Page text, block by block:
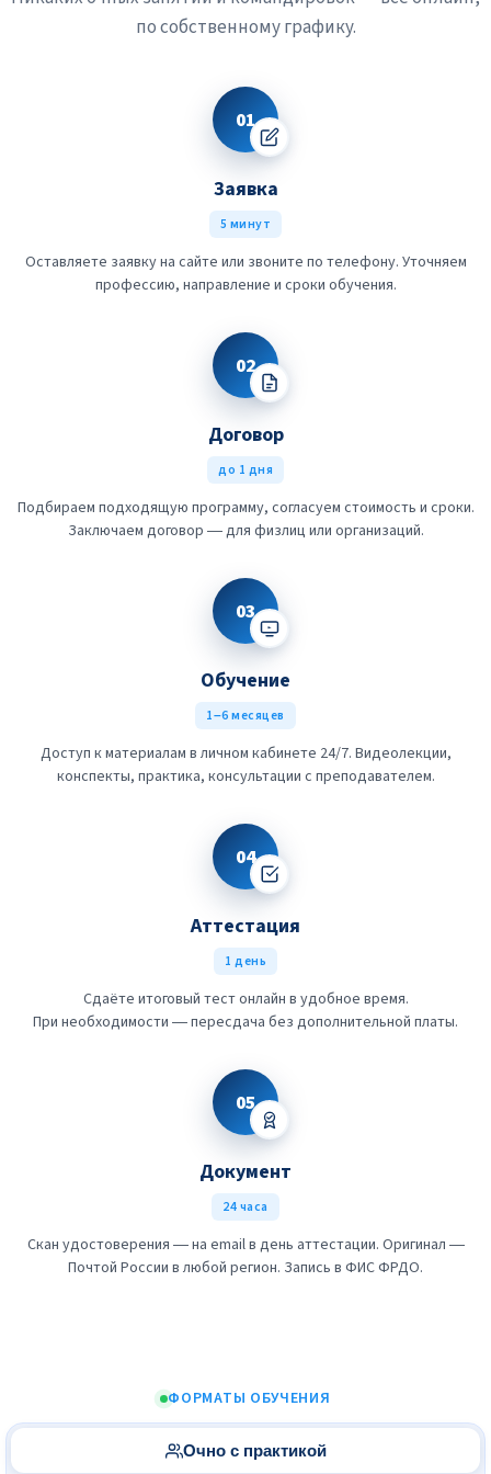
по собственному графику.
01
Заявка
5 минут
Оставляете заявку на сайте или звоните по телефону. Уточняем
профессию, направление и сроки обучения.
02
Договор
до 1 дня
Подбираем подходящую программу, согласуем стоимость и сроки.
Заключаем договор — для физлиц или организаций.
03
Обучение
1–6 месяцев
Доступ к материалам в личном кабинете 24/7. Видеолекции,
конспекты, практика, консультации с преподавателем.
04
Аттестация
1 день
Сдаёте итоговый тест онлайн в удобное время.
При необходимости — пересдача без дополнительной платы.
05
Документ
24 часа
Скан удостоверения — на email в день аттестации. Оригинал —
Почтой России в любой регион. Запись в ФИС ФРДО.
ФОРМАТЫ ОБУЧЕНИЯ
Очно с практикой